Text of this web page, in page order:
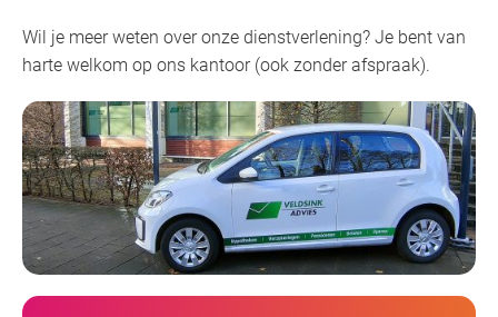
Wil je meer weten over onze dienstverlening? Je bent van
harte welkom op ons kantoor (ook zonder afspraak).